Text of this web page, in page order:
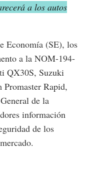
a los autos
Economía (SE), los
a la NOM-194-
QX30S, Suzuki
Rapid,
de la
información
de los